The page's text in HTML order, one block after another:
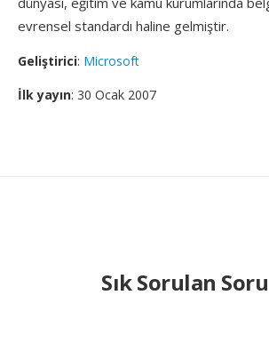
evrensel standardı haline gelmiştir.
Geliştirici: Microsoft
İlk yayın: 30 Ocak 2007
Sık Sorulan